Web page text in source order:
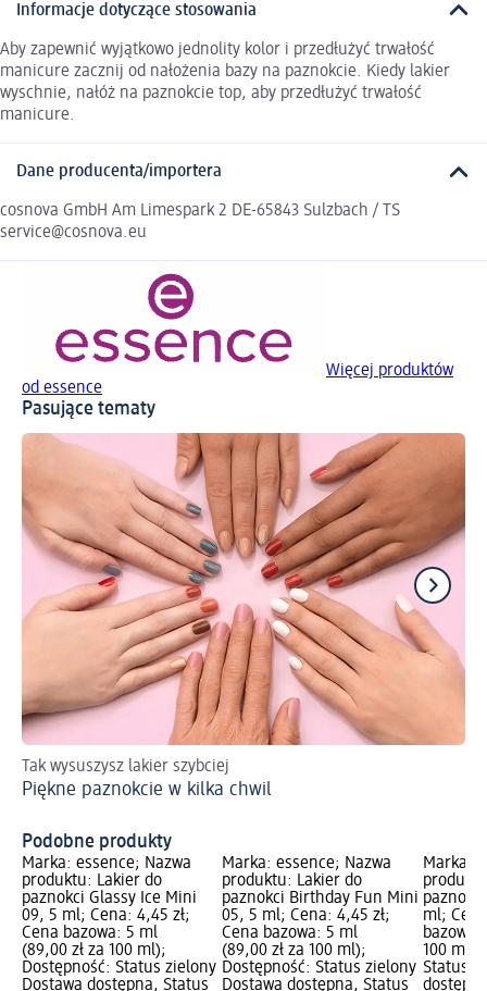
Informacje dotyczące stosowania
Aby zapewnić wyjątkowo jednolity kolor i przedłużyć trwałość
manicure zacznij od nałożenia bazy na paznokcie. Kiedy lakier
wyschnie, nałóż na paznokcie top, aby przedłużyć trwałość
manicure.
Dane producenta/importera
cosnova GmbH Am Limespark 2 DE-65843 Sulzbach / TS
service@cosnova.eu
Więcej produktów
od essence
Pasujące tematy
Tak wysuszysz lakier szybciej
Piękne paznokcie w kilka chwil
Podobne produkty
Marka: essence; Nazwa
produktu: Lakier do
paznokci Glassy Ice Mini
09, 5 ml; Cena: 4,45 zł;
Cena bazowa: 5 ml
(89,00 zł za 100 ml);
Dostępność: Status zielony
Dostawa dostępna, Status
Marka: essence; Nazwa
produktu: Lakier do
paznokci Birthday Fun Mini
05, 5 ml; Cena: 4,45 zł;
Cena bazowa: 5 ml
(89,00 zł za 100 ml);
Dostępność: Status zielony
Dostawa dostępna, Status
Marka:
ml;
bazowa:
100 ml);
Status